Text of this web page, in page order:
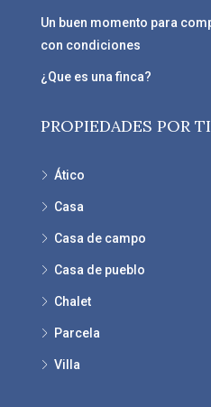
Un buen momento para
con condiciones
¿Que es una finca?
PROPIEDADES POR
Ático
Casa
Casa de campo
Casa de pueblo
Chalet
Parcela
Villa